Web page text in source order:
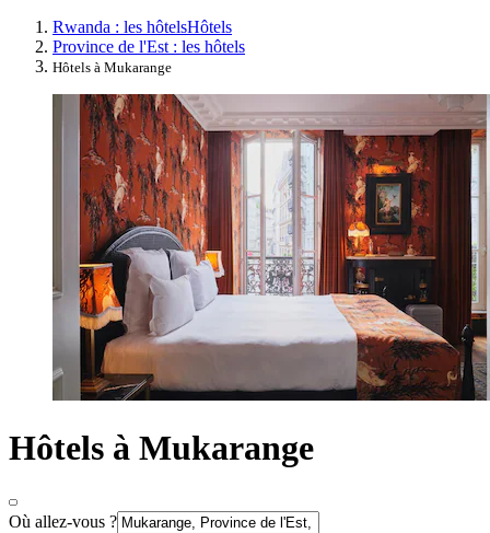
Rwanda : les hôtelsHôtels
Province de l'Est : les hôtels
Hôtels à Mukarange
Hôtels à Mukarange
Où allez-vous ?